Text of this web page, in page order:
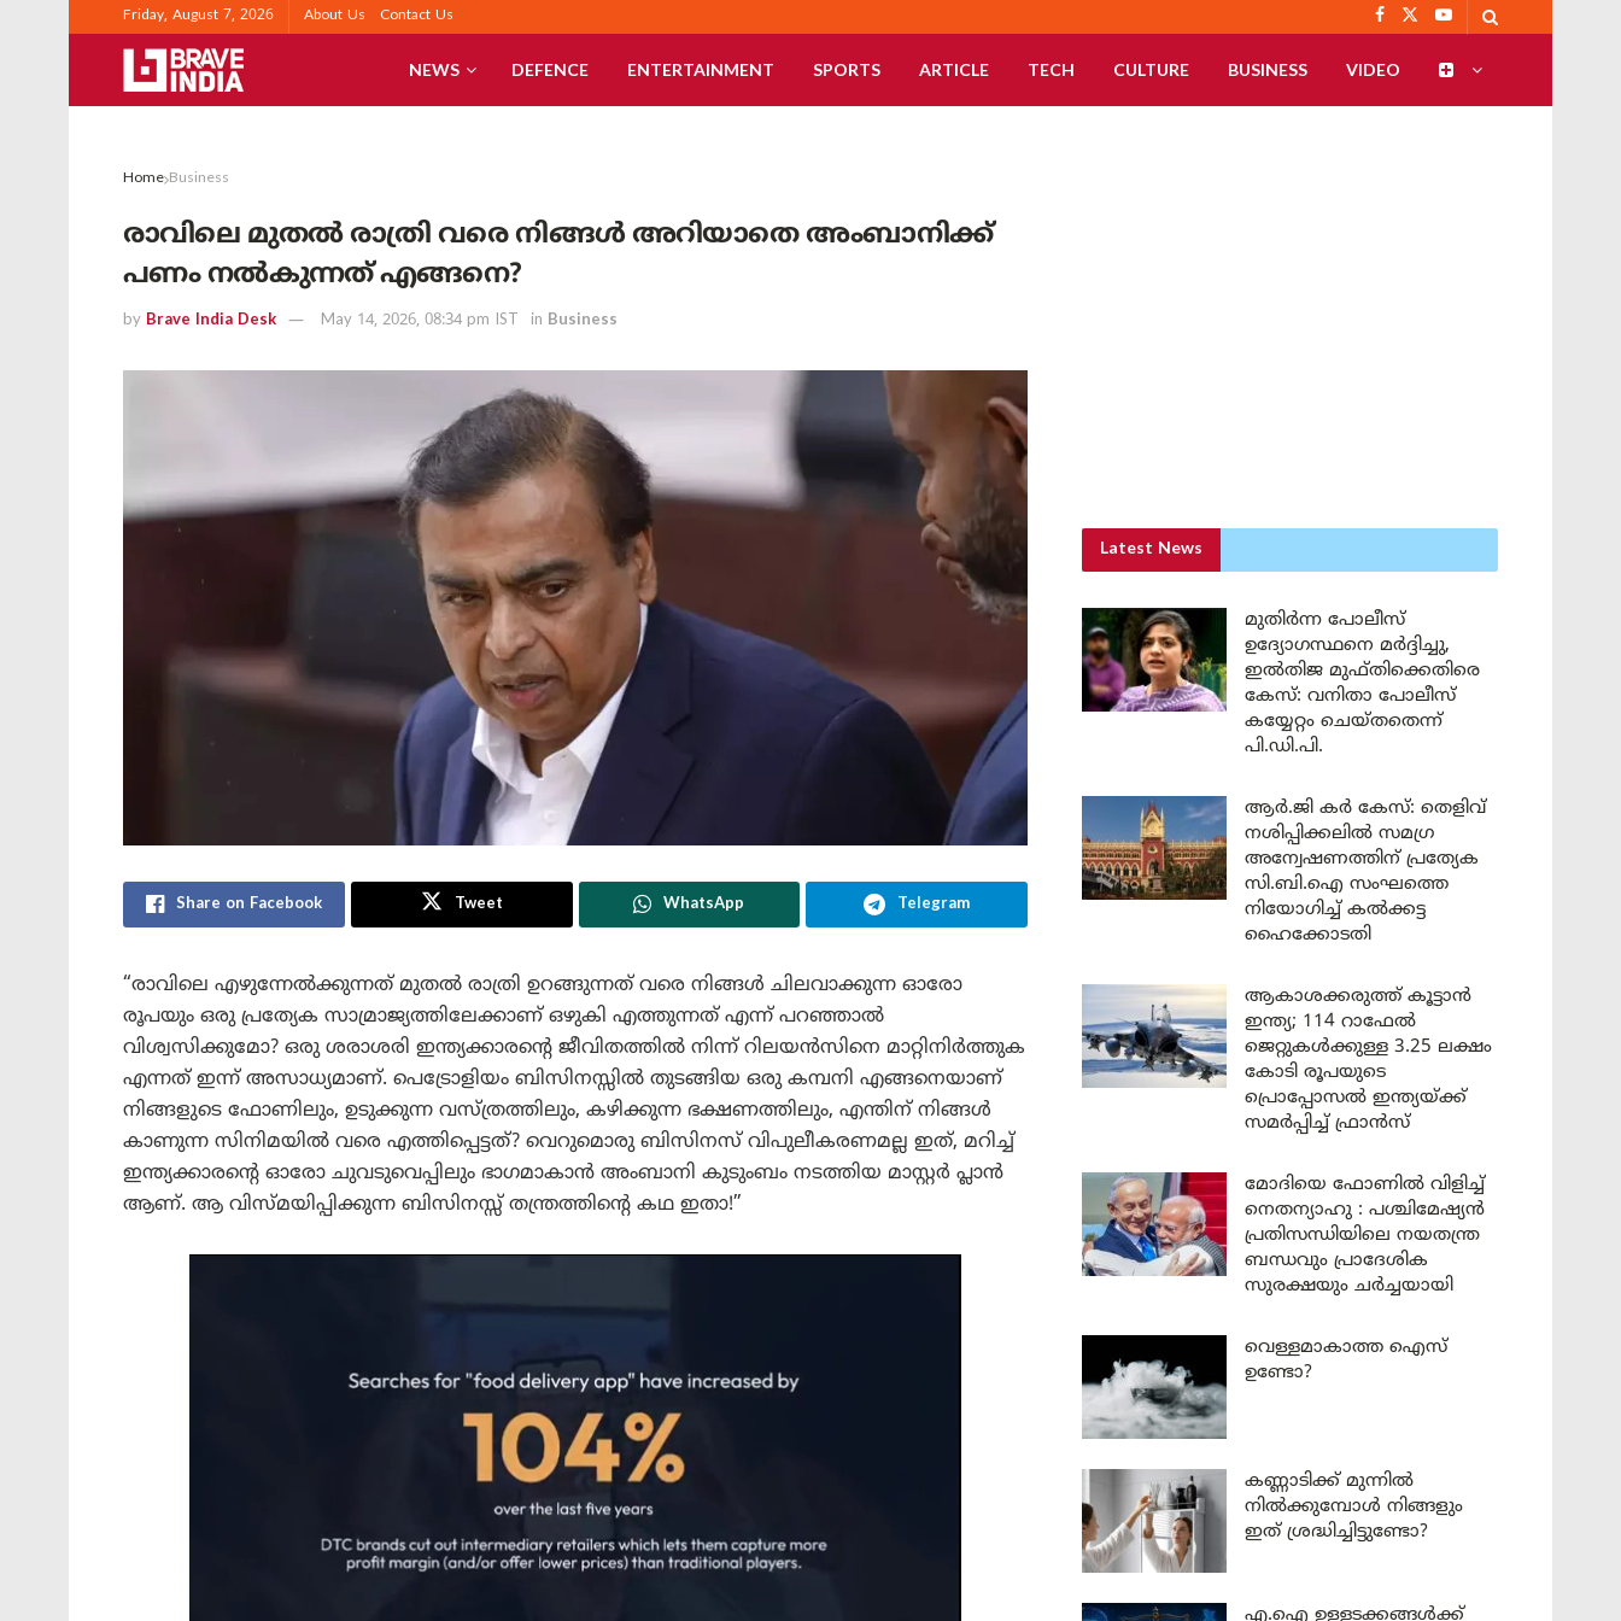
Friday, August 7, 2026 About Us Contact Us
NEWS DEFENCE ENTERTAINMENT SPORTS ARTICLE TECH CULTURE BUSINESS VIDEO
Home Business
രാവിലെ മുതൽ രാത്രി വരെ നിങ്ങൾ അറിയാതെ അംബാനിക്ക്
പണം നൽകുന്നത് എങ്ങനെ?
by Brave India Desk May 14, 2026, 08:34 pm IST in Business
Share on Facebook Tweet WhatsApp Telegram
“രാവിലെ എഴുന്നേൽക്കുന്നത് മുതൽ രാത്രി ഉറങ്ങുന്നത് വരെ നിങ്ങൾ ചിലവാക്കുന്ന ഓരോ
രൂപയും ഒരു പ്രത്യേക സാമ്രാജ്യത്തിലേക്കാണ് ഒഴുകി എത്തുന്നത് എന്ന് പറഞ്ഞാൽ
വിശ്വസിക്കുമോ? ഒരു ശരാശരി ഇന്ത്യക്കാരന്റെ ജീവിതത്തിൽ നിന്ന് റിലയൻസിനെ മാറ്റിനിർത്തുക
എന്നത് ഇന്ന് അസാധ്യമാണ്. പെട്രോളിയം ബിസിനസ്സിൽ തുടങ്ങിയ ഒരു കമ്പനി എങ്ങനെയാണ്
നിങ്ങളുടെ ഫോണിലും, ഉടുക്കുന്ന വസ്ത്രത്തിലും, കഴിക്കുന്ന ഭക്ഷണത്തിലും, എന്തിന് നിങ്ങൾ
കാണുന്ന സിനിമയിൽ വരെ എത്തിപ്പെട്ടത്? വെറുമൊരു ബിസിനസ് വിപുലീകരണമല്ല ഇത്, മറിച്ച്
ഇന്ത്യക്കാരന്റെ ഓരോ ചുവടുവെപ്പിലും ഭാഗമാകാൻ അംബാനി കുടുംബം നടത്തിയ മാസ്റ്റർ പ്ലാൻ
ആണ്. ആ വിസ്മയിപ്പിക്കുന്ന ബിസിനസ്സ് തന്ത്രത്തിന്റെ കഥ ഇതാ!”
Latest News
മുതിർന്ന പോലീസ്
ഉദ്യോഗസ്ഥനെ മർദ്ദിച്ചു,
ഇൽതിജ മുഫ്തിക്കെതിരെ
കേസ്: വനിതാ പോലീസ്
കയ്യേറ്റം ചെയ്തതെന്ന്
പി.ഡി.പി.
ആർ.ജി കർ കേസ്: തെളിവ്
നശിപ്പിക്കലിൽ സമഗ്ര
അന്വേഷണത്തിന് പ്രത്യേക
സി.ബി.ഐ സംഘത്തെ
നിയോഗിച്ച് കൽക്കട്ട
ഹൈക്കോടതി
ആകാശക്കരുത്ത് കൂട്ടാൻ
ഇന്ത്യ; 114 റാഫേൽ
ജെറ്റുകൾക്കുള്ള 3.25 ലക്ഷം
കോടി രൂപയുടെ
പ്രൊപ്പോസൽ ഇന്ത്യയ്ക്ക്
സമർപ്പിച്ച് ഫ്രാൻസ്
മോദിയെ ഫോണിൽ വിളിച്ച്
നെതന്യാഹു : പശ്ചിമേഷ്യൻ
പ്രതിസന്ധിയിലെ നയതന്ത്ര
ബന്ധവും പ്രാദേശിക
സുരക്ഷയും ചർച്ചയായി
വെള്ളമാകാത്ത ഐസ്
ഉണ്ടോ?
കണ്ണാടിക്ക് മുന്നിൽ
നിൽക്കുമ്പോൾ നിങ്ങളും
ഇത് ശ്രദ്ധിച്ചിട്ടുണ്ടോ?
എ.ഐ ഉള്ളടക്കങ്ങൾക്ക്